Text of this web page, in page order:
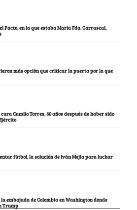
Pacto, en la que estaba María Fda. Carrascal,
más opción que criticar la puerta por la que
Camilo Torres, 60 años después de haber sido
fútbol, la solución de Iván Mejía para luchar
la embajada de Colombia en Washington donde
Trump